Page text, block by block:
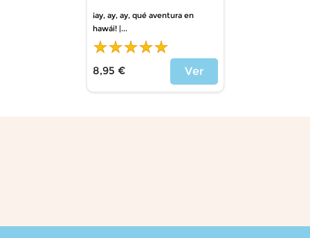
¡ay, ay, ay, qué aventura en
hawái! |...
8,95 €
Ver